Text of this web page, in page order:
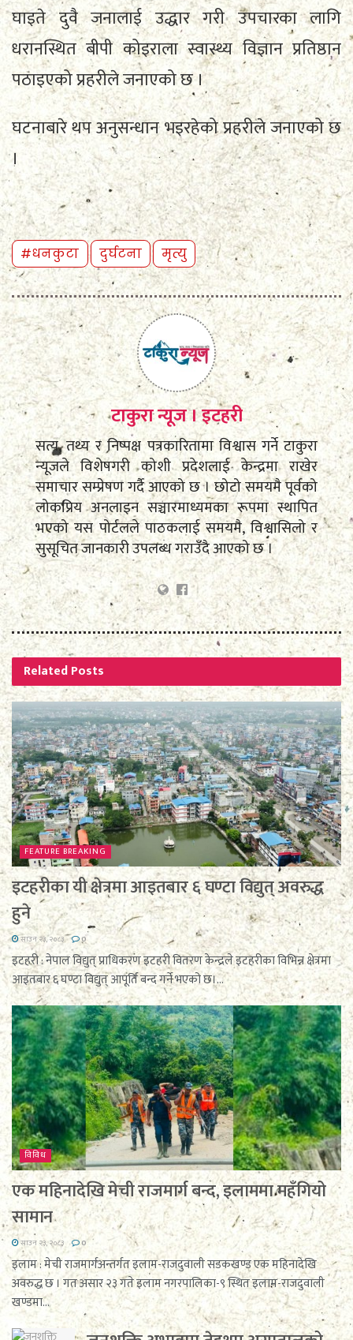
घाइते दुवै जनालाई उद्धार गरी उपचारका लागि
धरानस्थित बीपी कोइराला स्वास्थ्य विज्ञान प्रतिष्ठान
पठाइएको प्रहरीले जनाएको छ ।
घटनाबारे थप अनुसन्धान भइरहेको प्रहरीले जनाएको छ
।
#धनकुटा दुर्घटना मृत्यु
टाकुरा न्यूज । इटहरी
सत्य, तथ्य र निष्पक्ष पत्रकारितामा विश्वास गर्ने टाकुरा
न्यूजले विशेषगरी कोशी प्रदेशलाई केन्द्रमा राखेर
समाचार सम्प्रेषण गर्दै आएको छ । छोटो समयमै पूर्वको
लोकप्रिय अनलाइन सञ्चारमाध्यमका रूपमा स्थापित
भएको यस पोर्टलले पाठकलाई समयमै, विश्वासिलो र
सुसूचित जानकारी उपलब्ध गराउँदै आएको छ ।
RelatedPosts
FEATURE BREAKING
इटहरीका यी क्षेत्रमा आइतबार ६ घण्टा विद्युत् अवरुद्ध
हुने
साउन २३, २०८३ 0
इटहरी : नेपाल विद्युत् प्राधिकरण इटहरी वितरण केन्द्रले इटहरीका विभिन्न क्षेत्रमा
आइतबार ६ घण्टा विद्युत् आपूर्ति बन्द गर्ने भएको छ।...
विविध
एक महिनादेखि मेची राजमार्ग बन्द, इलाममा महँगियो
सामान
साउन २३, २०८३ 0
इलाम : मेची राजमार्गअन्तर्गत इलाम-राजदुवाली सडकखण्ड एक महिनादेखि
अवरुद्ध छ । गत असार २३ गते इलाम नगरपालिका-९ स्थित इलाम-राजदुवाली
खण्डमा...